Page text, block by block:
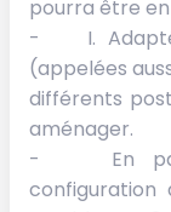
pourra être en
- I. Adapté
(appelées
différents
aménager.
- En
configuration